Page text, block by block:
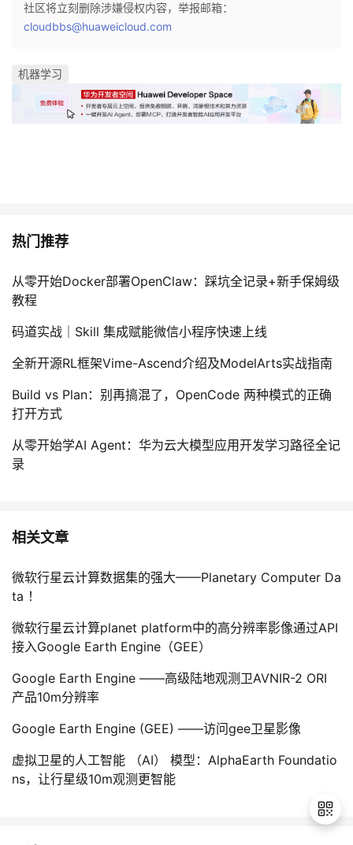
社区将立刻删除涉嫌侵权内容，举报邮箱：
cloudbbs@huaweicloud.com
机器学习
热门推荐
从零开始Docker部署OpenClaw：踩坑全记录+新手保姆级
教程
码道实战｜Skill 集成赋能微信小程序快速上线
全新开源RL框架Vime-Ascend介绍及ModelArts实战指南
Build vs Plan：别再搞混了，OpenCode 两种模式的正确
打开方式
从零开始学AI Agent：华为云大模型应用开发学习路径全记
录
相关文章
微软行星云计算数据集的强大——Planetary Computer Da
ta ！
微软行星云计算planet platform中的高分辨率影像通过API
接入Google Earth Engine（GEE）
Google Earth Engine ——高级陆地观测卫AVNIR-2 ORI
产品10m分辨率
Google Earth Engine (GEE) ——访问gee卫星影像
虚拟卫星的人工智能 （AI） 模型：AlphaEarth Foundatio
ns，让行星级10m观测更智能